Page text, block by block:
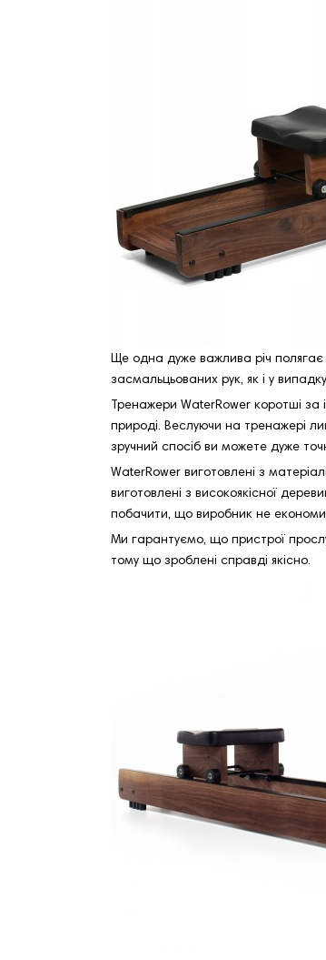
Ще одна дуже важлива річ полягає
засмальцьованих рук, як і у
Тренажери WaterRower коротші за
природі. Веслуючи на тренажері
зручний спосіб ви можете дуже
WaterRower виготовлені з
виготовлені з високоякісної
побачити, що виробник не
Ми гарантуємо, що пристрої
тому що зроблені справді якісно.